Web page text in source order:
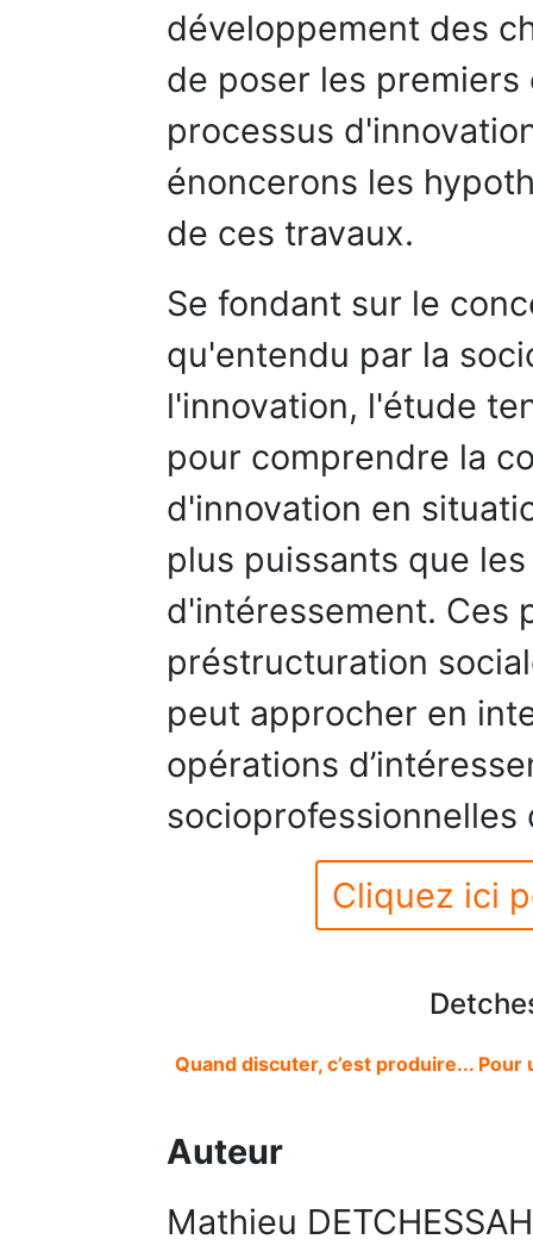
développement des
de poser les
processus
énoncerons les
de ces travaux.
Se fondant sur le
qu'entendu par la
l'innovation, l'étude
pour comprendre la
d'innovation en
plus puissants que
d'intéressement. Ces
préstructuration
peut approcher en
opérations
socioprofessionnelles
Cliquez ici
Quand discuter, c’est produire...
Auteur
Mathieu